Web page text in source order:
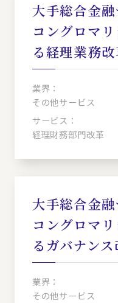
大手総合金
コングロマ
る経理業務
業界：
その他サービス
サービス：
経理財務部門改革
大手総合金
コングロマ
るガバナン
業界：
その他サービス